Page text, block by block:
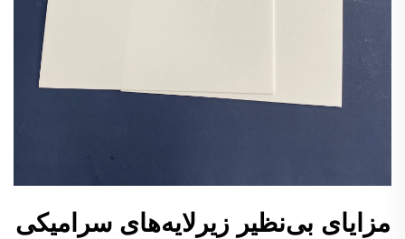
مزایای بی‌نظیر زیرلایه‌های سرامیکی